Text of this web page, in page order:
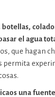
botellas,
el agua
que hagan
permita
una fuente